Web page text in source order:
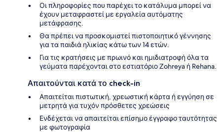
Οι πληροφορίες που παρέχει το κατάλυμα μπορεί να
έχουν μεταφραστεί με εργαλεία αυτόματης
μετάφρασης.
Θα πρέπει να προσκομιστεί πιστοποιητικό γέννησης
για τα παιδιά ηλικίας κάτω των 14 ετών.
Για τις κρατήσεις με πρωινό και ημιδιατροφή όλα τα
γεύματα παρέχονται στο εστιατόριο Zohreya ή Rehana.
Απαιτούνται κατά το check-in
Απαιτείται πιστωτική, χρεωστική κάρτα ή εγγύηση σε
μετρητά για τυχόν πρόσθετες χρεώσεις
Ενδέχεται να απαιτείται επίσημο έγγραφο ταυτότητας
με φωτογραφία